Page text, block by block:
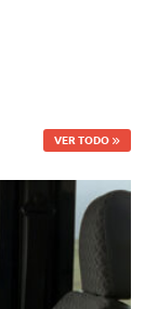
VER TODO